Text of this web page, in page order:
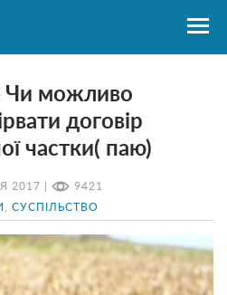
2017 | 9421
СУСПІЛЬСТВО
Чи можливо
договір
частки( паю)